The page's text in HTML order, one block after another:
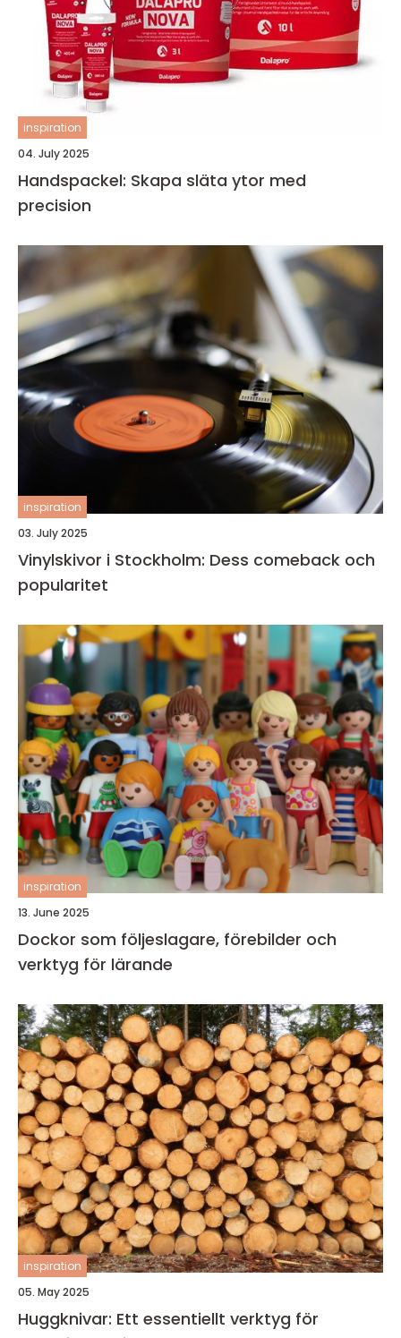
inspiration
04. July 2025
Handspackel: Skapa släta ytor med
precision
inspiration
03. July 2025
Vinylskivor i Stockholm: Dess comeback och
popularitet
inspiration
13. June 2025
Dockor som följeslagare, förebilder och
verktyg för lärande
inspiration
05. May 2025
Huggknivar: Ett essentiellt verktyg för